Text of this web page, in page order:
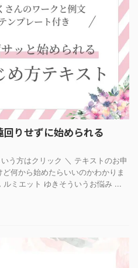
りせずに始められる
う方はクリック ＼ テキストのお申
何から始めたらいいのかわかりま
ミエット ゆきそういうお悩み ...